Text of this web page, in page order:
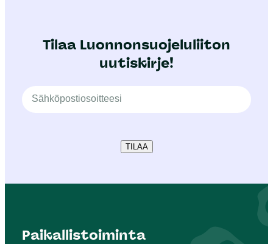
Tilaa Luonnonsuojeluliiton
uutiskirje!
TILAA
Paikallistoiminta